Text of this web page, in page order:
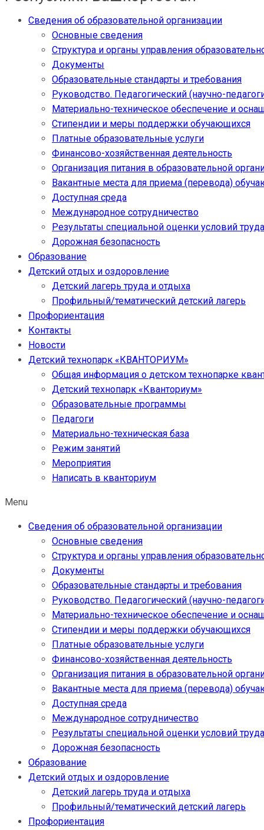
Сведения об образовательной организации
Основные сведения
Структура и органы управления
Документы
Образовательные стандарты и требования
Руководство. Педагогический (научно-
Материально-техническое обеспечение и
Стипендии и меры поддержки обучающихся
Платные образовательные услуги
Финансово-хозяйственная деятельность
Организация питания в образовательной
Вакантные места для приема (перевода)
Доступная среда
Международное сотрудничество
Результаты специальной оценки условий
Дорожная безопасность
Образование
Детский отдых и оздоровление
Детский лагерь труда и отдыха
Профильный/тематический детский лагерь
Профориентация
Контакты
Новости
Детский технопарк «КВАНТОРИУМ»
Общая информация о детском технопарке
Детский технопарк «Кванториум»
Образовательные программы
Педагоги
Материально-техническая база
Режим занятий
Мероприятия
Написать в кванториум
Menu
Сведения об образовательной организации
Основные сведения
Структура и органы управления
Документы
Образовательные стандарты и требования
Руководство. Педагогический (научно-
Материально-техническое обеспечение и
Стипендии и меры поддержки обучающихся
Платные образовательные услуги
Финансово-хозяйственная деятельность
Организация питания в образовательной
Вакантные места для приема (перевода)
Доступная среда
Международное сотрудничество
Результаты специальной оценки условий
Дорожная безопасность
Образование
Детский отдых и оздоровление
Детский лагерь труда и отдыха
Профильный/тематический детский лагерь
Профориентация